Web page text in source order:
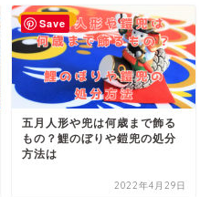
子供を育てる
五月人形や兜は何歳まで飾る
もの？鯉のぼりや鎧兜の処分
方法は
2022年4月29日
Save